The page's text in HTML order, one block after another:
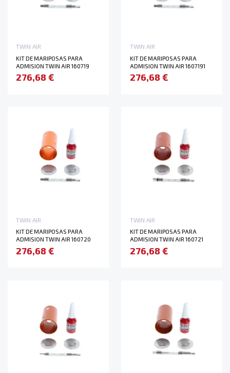
TWIN AIR
KIT DE MARIPOSAS PARA
ADMISION TWIN AIR 160719
276,68 €
TWIN AIR
KIT DE MARIPOSAS PARA
ADMISION TWIN AIR 1607191
276,68 €
TWIN AIR
KIT DE MARIPOSAS PARA
ADMISION TWIN AIR 160720
276,68 €
TWIN AIR
KIT DE MARIPOSAS PARA
ADMISION TWIN AIR 160721
276,68 €